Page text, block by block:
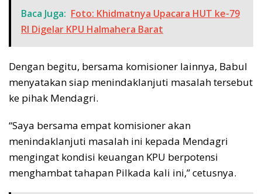
Baca Juga: Foto: Khidmatnya Upacara HUT ke-79
RI Digelar KPU Halmahera Barat
Dengan begitu, bersama komisioner lainnya, Babul
menyatakan siap menindaklanjuti masalah tersebut
ke pihak Mendagri.
“Saya bersama empat komisioner akan
menindaklanjuti masalah ini kepada Mendagri
mengingat kondisi keuangan KPU berpotensi
menghambat tahapan Pilkada kali ini,” cetusnya.